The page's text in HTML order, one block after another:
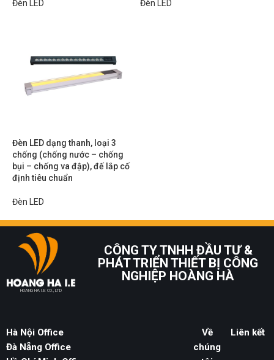
Đèn LED Đèn LED
Đèn LED dạng thanh, loại 3
chống (chống nước – chống
bụi – chống va đập), đế lắp cố
định tiêu chuẩn
Đèn LED
HOANG HA I.E CO., LTD
CÔNG TY TNHH ĐẦU TƯ &
PHÁT TRIỂN THIẾT BỊ CÔNG
NGHIỆP HOÀNG HÀ
Hà Nội Office
Đà Nẵng Office
Về
chúng
Liên kết